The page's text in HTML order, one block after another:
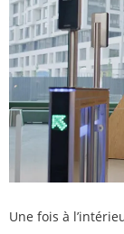
Une fois à